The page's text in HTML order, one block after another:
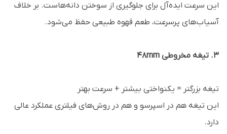
این سرعت ایده‌آل برای جلوگیری از سوختن دانه‌هاست. بر خلاف
آسیاب‌های پرسرعت، طعم قهوه طبیعی حفظ می‌شود.
3. تیغه مخروطی 48mm
تیغه بزرگتر = یکنواختی بیشتر + سرعت بهتر
این تیغه هم در اسپرسو و هم در روش‌های فیلتری عملکرد عالی
دارد.